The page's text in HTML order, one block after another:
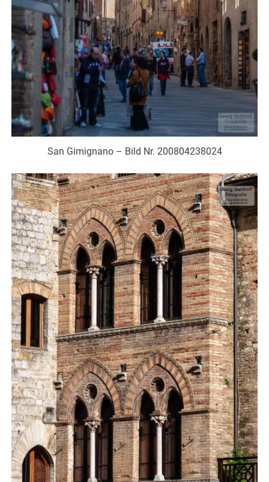
San Gimignano – Bild Nr. 200804238024